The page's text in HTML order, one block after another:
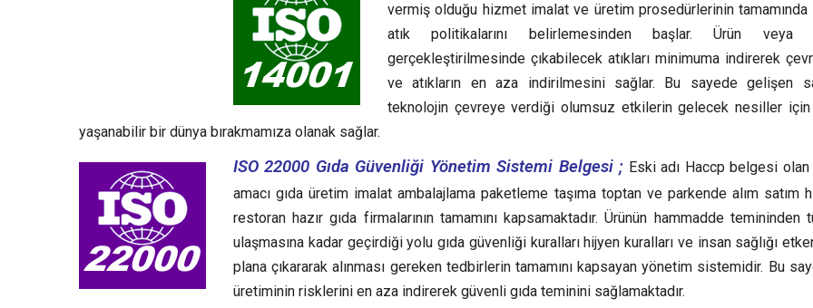
vermiş olduğu hizmet imalat ve üretim prosedürlerinin
atık politikalarını belirlemesinden başlar. Ürün veya
gerçekleştirilmesinde çıkabilecek atıkları minimuma indirerek
ve atıkların en aza indirilmesini sağlar. Bu sayede gelişen
teknolojin çevreye verdiği olumsuz etkilerin gelecek nesiller
yaşanabilir bir dünya bırakmamıza olanak sağlar.
ISO 22000 Gıda Güvenliği Yönetim Sistemi Belgesi ; Eski adı Haccp belgesi olan
amacı gıda üretim imalat ambalajlama paketleme taşıma toptan ve parkende alım satım
restoran hazır gıda firmalarının tamamını kapsamaktadır. Ürünün hammadde temininden
ulaşmasına kadar geçirdiği yolu gıda güvenliği kuralları hijyen kuralları ve insan sağlığı
plana çıkararak alınması gereken tedbirlerin tamamını kapsayan yönetim sistemidir. Bu
üretiminin risklerini en aza indirerek güvenli gıda teminini sağlamaktadır.